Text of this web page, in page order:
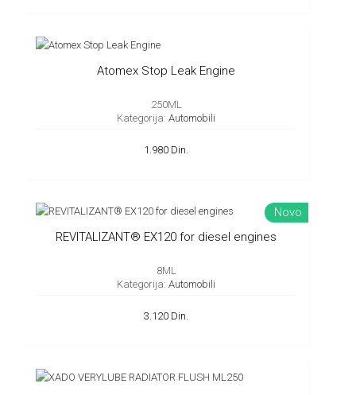
Atomex Stop Leak Engine
250ML
Kategorija: Automobili
1.980 Din.
Novo
REVITALIZANT® EX120 for diesel engines
8ML
Kategorija: Automobili
3.120 Din.